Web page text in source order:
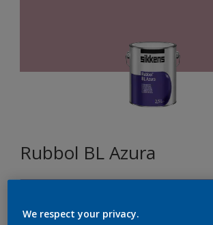
Rubbol BL Azura
We respect your privacy.